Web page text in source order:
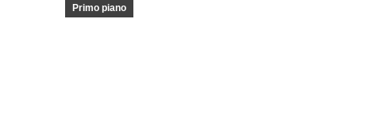
Primo piano